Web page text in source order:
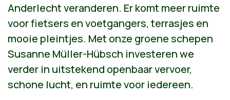
Anderlecht veranderen. Er komt meer ruimte
voor fietsers en voetgangers, terrasjes en
mooie pleintjes. Met onze groene schepen
Susanne Müller-Hübsch investeren we
verder in uitstekend openbaar vervoer,
schone lucht, en ruimte voor iedereen.